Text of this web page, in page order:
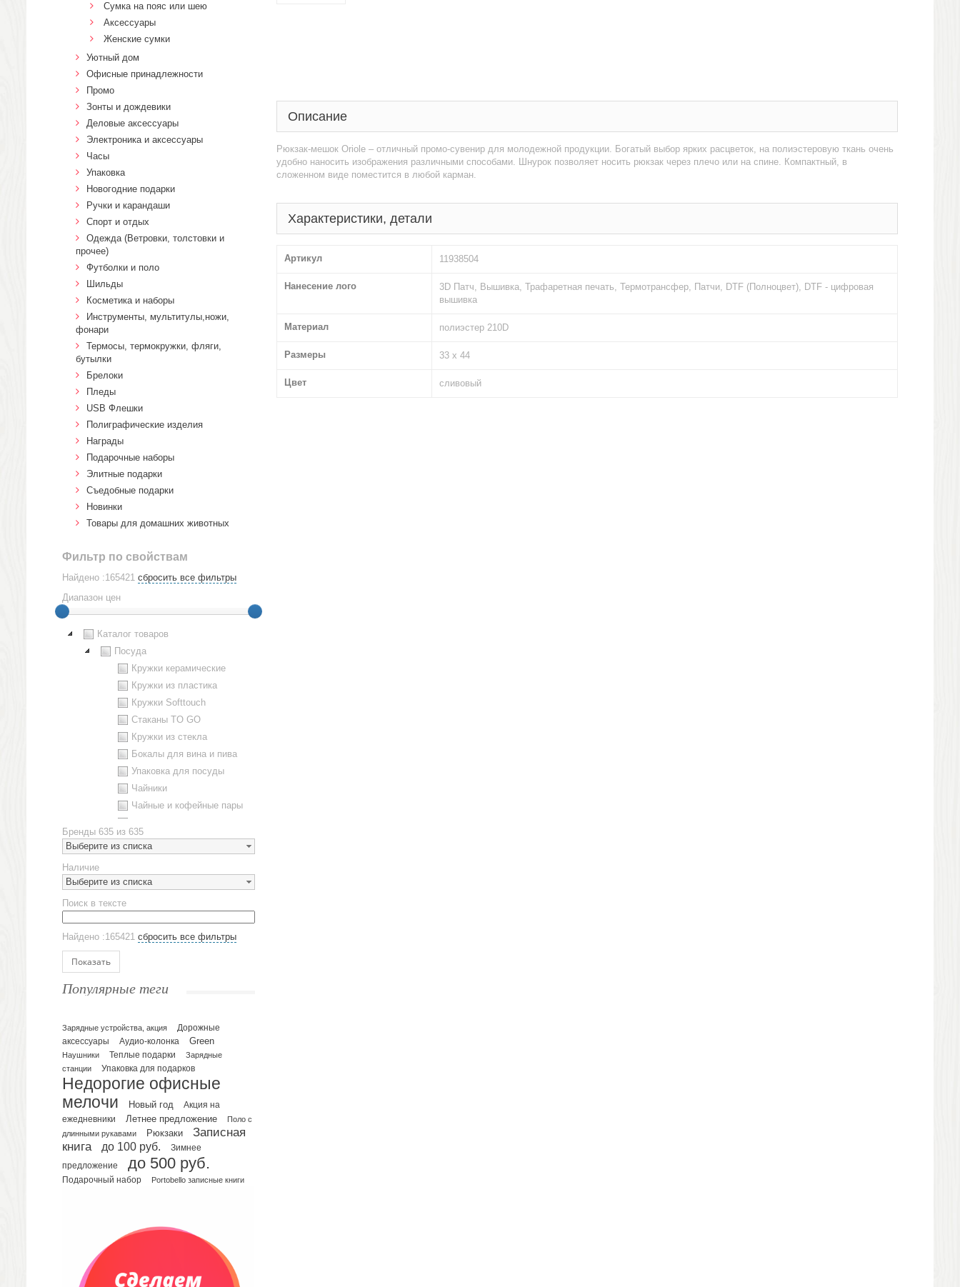
Описание
Рюкзак-мешок Oriole – отличный промо-сувенир для молодежной продукции. Богатый выбор ярких расцветок, на полиэстеровую ткань очень
удобно наносить изображения различными способами. Шнурок позволяет носить рюкзак через плечо или на спине. Компактный, в
сложенном виде поместится в любой карман.
Характеристики, детали
Артикул 11938504
Нанесение лого
3D Патч, Вышивка, Трафаретная печать, Термотрансфер, Патчи, DTF (Полноцвет), DTF - цифровая
вышивка
Материал полиэстер 210D
Размеры 33 х 44
Цвет сливовый
Сумка на пояс или шею
Аксессуары
Женские сумки
Уютный дом
Офисные принадлежности
Промо
Зонты и дождевики
Деловые аксессуары
Электроника и аксессуары
Часы
Упаковка
Новогодние подарки
Ручки и карандаши
Спорт и отдых
Одежда (Ветровки, толстовки и
прочее)
Футболки и поло
Шильды
Косметика и наборы
Инструменты, мультитулы,ножи,
фонари
Термосы, термокружки, фляги,
бутылки
Брелоки
Пледы
USB Флешки
Полиграфические изделия
Награды
Подарочные наборы
Элитные подарки
Cъедобные подарки
Новинки
Товары для домашних животных
Фильтр по свойствам
Найдено :165421 сбросить все фильтры
Диапазон цен
Каталог товаров
Посуда
Кружки керамические
Кружки из пластика
Кружки Softtouch
Стаканы TO GO
Кружки из стекла
Бокалы для вина и пива
Упаковка для посуды
Чайники
Чайные и кофейные пары
Наборы посуды
Предметы сервировки
Стаканы
Эко кружки
ЕВРОПОСУДА
Аксессуары
Ежедневники и блокноты
Датированные ежедневники
Планинги и телефонные книжки
Планинги датированные
Планинги недатированные
Телефонные книжки
Органайзер на ежедневник
Сумки и Рюкзаки
Сумки для планшетов и ноутбуков
Рюкзаки
Конференц-сумки
Несессеры и косметички
Бренды 635 из 635
Выберите из списка
Наличие
Выберите из списка
Поиск в тексте
Найдено :165421 сбросить все фильтры
Показать
Популярные теги
Зарядные устройства, акция
Дорожные
аксессуары
Аудио-колонка Green
Наушники Теплые подарки
Зарядные
станции
Упаковка для подарков
Недорогие офисные
мелочи
Новый год
Акция на
ежедневники
Летнее предложение
Поло с
длинными рукавами
Рюкзаки
Записная
книга
до 100 руб.
Зимнее
предложение
до 500 руб.
Подарочный набор Portobello записные книги